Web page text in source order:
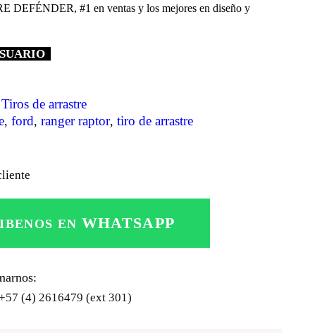
DEFÉNDER, #1 en ventas y los mejores en diseño y
Tiros de arrastre
, ford, ranger raptor, tiro de arrastre
EN WHATSAPP
(4) 2616479 (ext 301)